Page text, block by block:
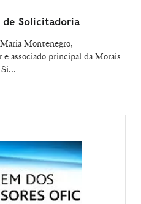
de Solicitadoria
Montenegro,
associado principal da Morais